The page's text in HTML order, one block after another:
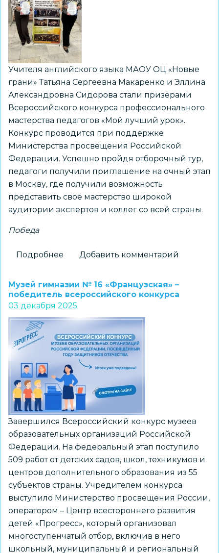
«Мой
лучший
урок»
Учителя английского языка МАОУ ОЦ «Новые
грани» Татьяна Сергеевна Макаренко и Эллина
Александровна Сидорова стали призёрами
Всероссийского конкурса профессионального
мастерства педагогов «Мой лучший урок».
Конкурс проводится при поддержке
Министерства просвещения Российской
Федерации. Успешно пройдя отборочный тур,
педагоги получили приглашение на очный этап
в Москву, где получили возможность
представить своё мастерство широкой
аудитории экспертов и коллег со всей страны.
Победа
Подробнее
«Новые
грани»
–
Всероссийского
конкурса
«Мой
лучший
урок»
Добавить комментарий
Музей гимназии № 16 «Французская» –
победитель всероссийского конкурса
03 декабря 2025
Завершился Всероссийский конкурс музеев
образовательных организаций Российской
Федерации. На федеральный этап поступило
509 работ от детских садов, школ, техникумов и
центров дополнительного образования из 55
субъектов страны. Учредителем конкурса
выступило Министерство просвещения России,
оператором – Центр всестороннего развития
детей «Прогресс», который организовал
многоступенчатый отбор, включив в него
школьный, муниципальный и региональный